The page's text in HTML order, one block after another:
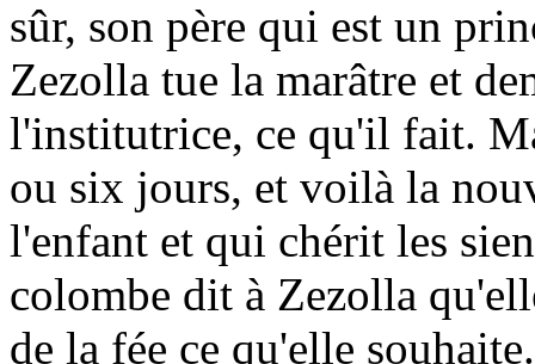
sûr, son père qui est un
Zezolla tue la marâtre et
l'institutrice, ce qu'il fait.
ou six jours, et voilà la
l'enfant et qui chérit les
colombe dit à Zezolla
de la fée ce qu'elle